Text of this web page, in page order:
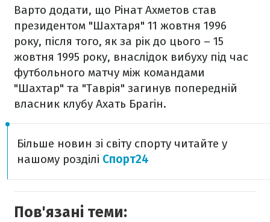
Варто додати, що Рінат Ахметов став
президентом "Шахтаря" 11 жовтня 1996
року, після того, як за рік до цього – 15
жовтня 1995 року, внаслідок вибуху під час
футбольного матчу між командами
"Шахтар" та "Таврія" загинув попередній
власник клубу Ахать Брагін.
Більше новин зі світу спорту читайте у
нашому розділі Спорт24
Пов'язані теми: